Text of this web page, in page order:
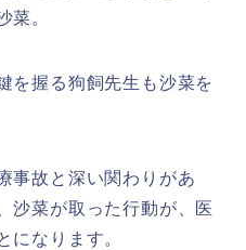
菜。
を握る狗飼先生も沙菜を
事故と深い関わりがあ
沙菜が取った行動が、医
になります。